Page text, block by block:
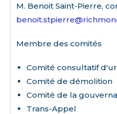
M. Benoit Saint-Pierre,
Membre des comités
Comité consultatif
Comité de démolition
Comité de la
Trans-Appel